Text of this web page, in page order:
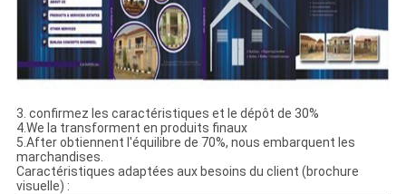
3. confirmez les caractéristiques et le dépôt de 30%
4.We la transforment en produits finaux
5.After obtiennent l'équilibre de 70%, nous embarquent les
marchandises.
Caractéristiques adaptées aux besoins du client (brochure
visuelle) :